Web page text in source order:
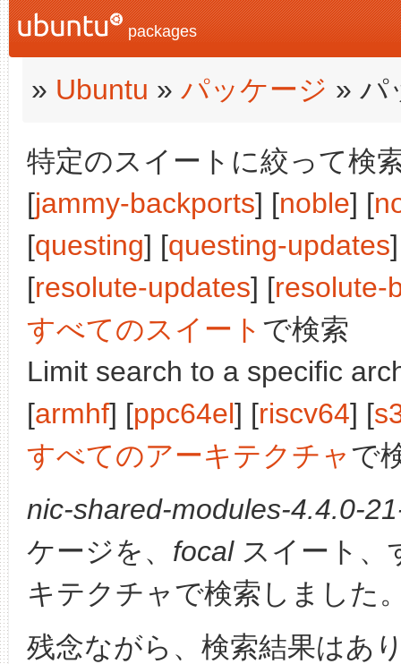
packages
» Ubuntu » パッケージ » パ
特定のスイートに絞って検
[jammy-backports] [noble] [
[questing] [questing-updates
[resolute-updates] [resolute-
すべてのスイート で検索
Limit search to a specific
[armhf] [ppc64el] [riscv64] [
すべてのアーキテクチャで
nic-shared-modules-4.4.0-
ケージを、 focalスイート、
キテクチャで検索しました
残念ながら、検索結果はあ